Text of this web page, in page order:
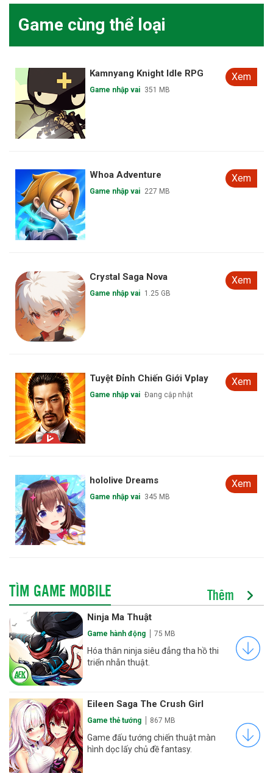
Game cùng thể loại
Kaldoris Rising Crown
Game nhập vai 4.83 GB
Xem
Giang Hồ Trong Tay
Game nhập vai 765.6 MB
Xem
Đạo Hữu Tu Tiên Không
Game nhập vai 120 MB
Xem
TÌM GAME MOBILE Thêm
Ninja Ma Thuật
Game hành động 75 MB
Hóa thân ninja siêu đẳng tha hồ thi
triển nhẫn thuật.
Eileen Saga The Crush Girl
Game thẻ tướng 867 MB
Game đấu tướng chiến thuật màn
hình dọc lấy chủ đề fantasy.